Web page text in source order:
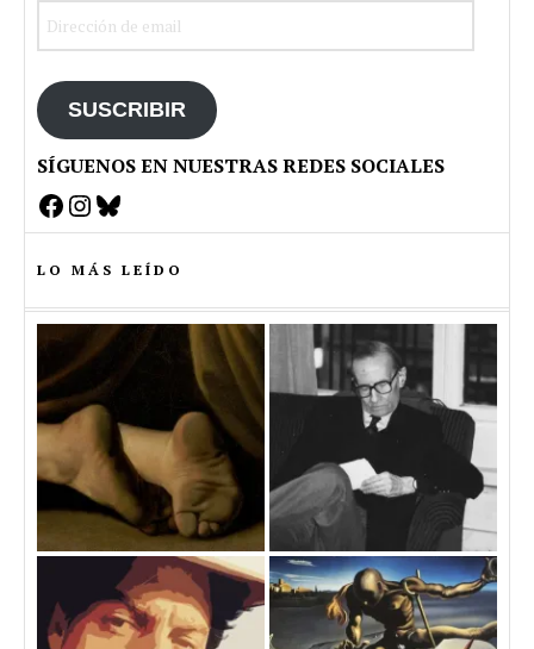
SUSCRIBIR
SÍGUENOS EN NUESTRAS REDES SOCIALES
Facebook
Instagram
Bluesky
LO MÁS LEÍDO